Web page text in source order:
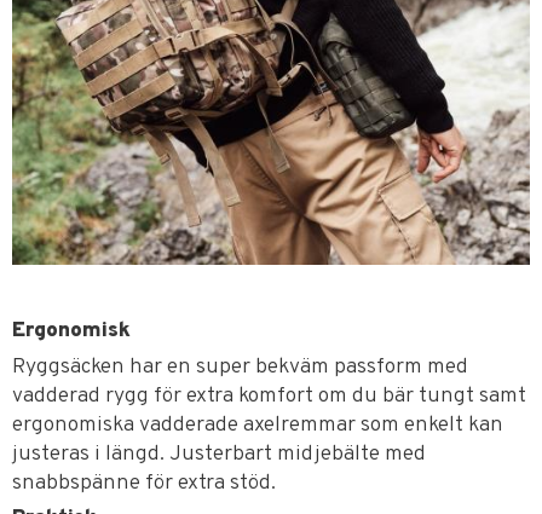
Ergonomisk
Ryggsäcken har en super bekväm passform med
vadderad rygg för extra komfort om du bär tungt samt
ergonomiska vadderade axelremmar som enkelt kan
justeras i längd. Justerbart midjebälte med
snabbspänne för extra stöd.